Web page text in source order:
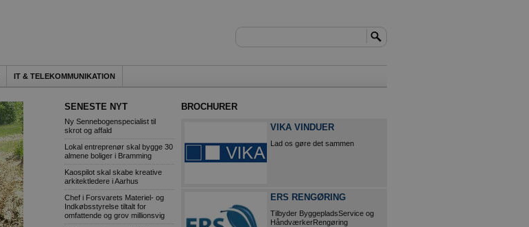
IT & TELEKOMMUNIKATION
SENESTE NYT
Ny Sennebogenspecialist til
skrot og affald
Lokal entreprenør skal bygge 30
almene boliger i Bramming
Kaospilot skal skabe kreative
arkitektledere i Aarhus
Chef i Forsvarets Materiel- og
Indkøbsstyrelse tiltalt for
omfattende og grov millionsvig
BROCHURER
VIKA VINDUER
Lad os gøre det sammen
ERS RENGØRING
Tilbyder ByggepladsService og
HåndværkerRengøring